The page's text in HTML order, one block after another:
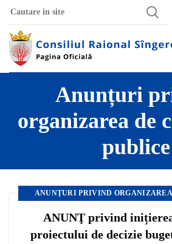
Anunțuri
organizarea de
publice
ANUNȚURI PRIVIND
,NOUTĂȚI, TRANSPARENȚA
ANUNŢ privind
proiectului de decizie